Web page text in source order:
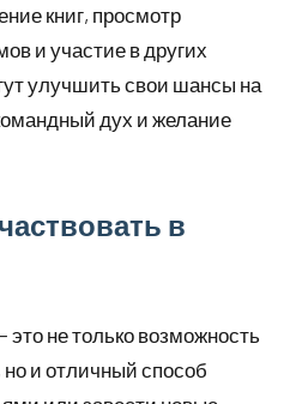
книг, просмотр
и участие в других
улучшить свои шансы на
дух и желание
в
не только возможность
но и отличный способ